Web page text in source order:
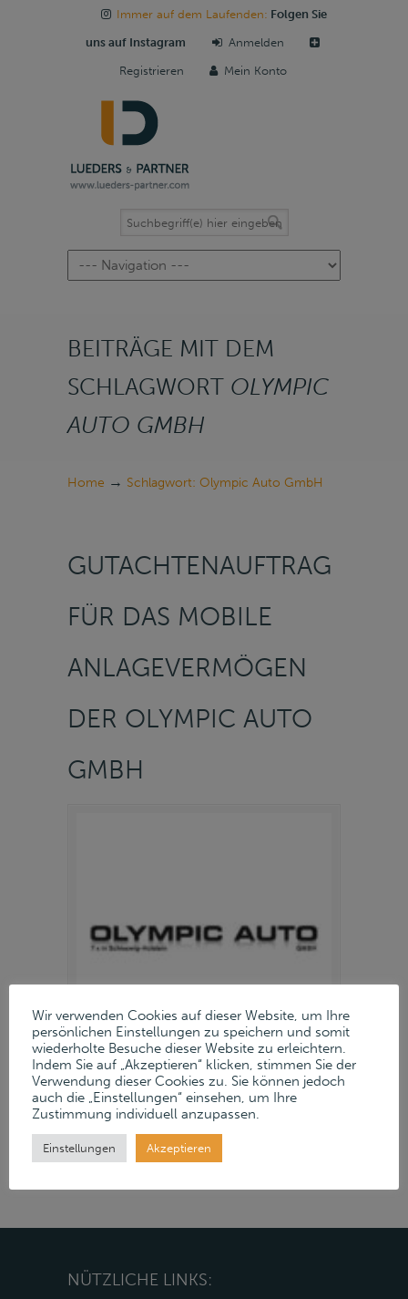
Immer auf dem Laufenden: Folgen Sie
uns auf Instagram Anmelden
Registrieren Mein Konto
Navigation
BEITRÄGE MIT DEM
SCHLAGWORT OLYMPIC
AUTO GMBH
Home → Schlagwort: Olympic Auto GmbH
GUTACHTENAUFTRAG
FÜR DAS MOBILE
ANLAGEVERMÖGEN
DER OLYMPIC AUTO
GMBH
16. Februar 2026
Read more →
NÜTZLICHE LINKS:
Wir verwenden Cookies auf dieser Website, um Ihre
persönlichen Einstellungen zu speichern und somit
wiederholte Besuche dieser Website zu erleichtern.
Indem Sie auf „Akzeptieren“ klicken, stimmen Sie der
Verwendung dieser Cookies zu. Sie können jedoch
auch die „Einstellungen“ einsehen, um Ihre
Zustimmung individuell anzupassen.
Einstellungen Akzeptieren